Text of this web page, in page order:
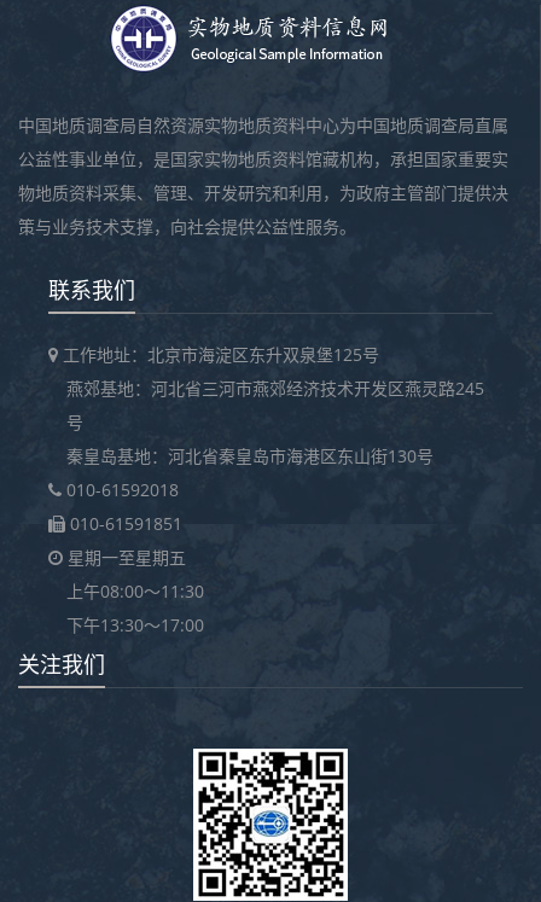
中国地质调查局自然资源实物地质资料中心为中国地质调查局直属
公益性事业单位，是国家实物地质资料馆藏机构，承担国家重要实
物地质资料采集、管理、开发研究和利用，为政府主管部门提供决
策与业务技术支撑，向社会提供公益性服务。
联系我们
工作地址：北京市海淀区东升双泉堡125号
燕郊基地：河北省三河市燕郊经济技术开发区燕灵路245
号
秦皇岛基地：河北省秦皇岛市海港区东山街130号
010-61592018
010-61591851
星期一至星期五
上午08:00～11:30
下午13:30～17:00
关注我们